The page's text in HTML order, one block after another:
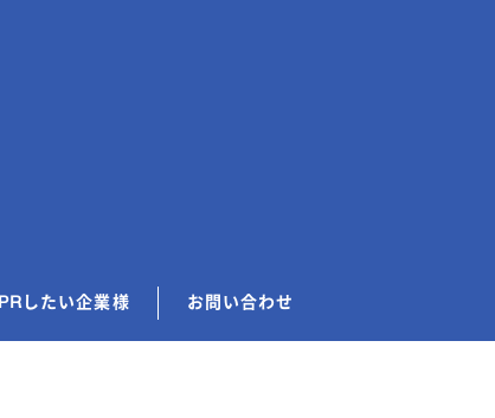
PRしたい企業様 お問い合わせ